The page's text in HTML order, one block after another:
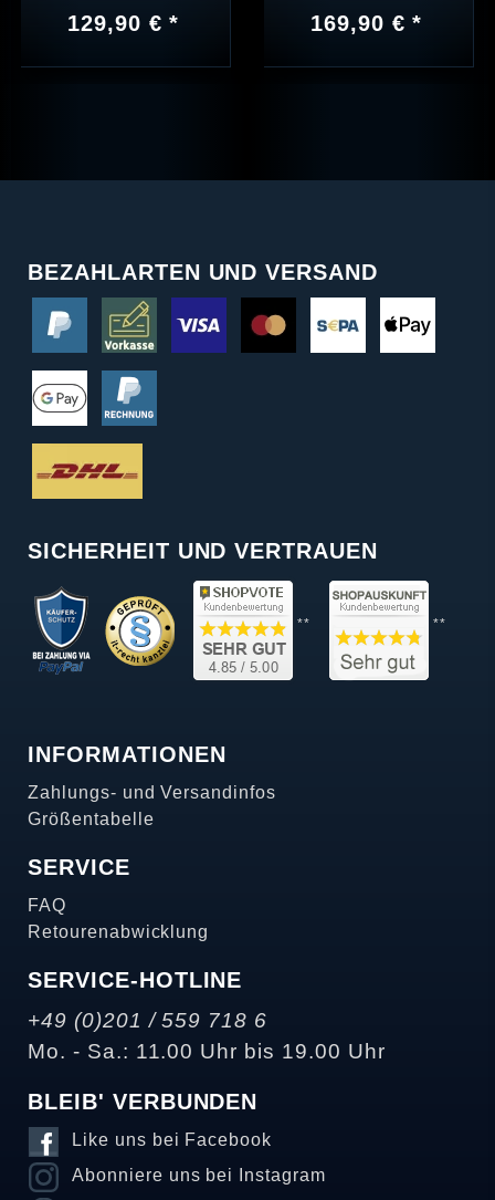
129,90 € * 169,90 € *
BEZAHLARTEN UND VERSAND
SICHERHEIT UND VERTRAUEN
** **
INFORMATIONEN
Zahlungs- und Versandinfos
Größentabelle
SERVICE
FAQ
Retourenabwicklung
SERVICE-HOTLINE
+49 (0)201 / 559 718 6
Mo. - Sa.: 11.00 Uhr bis 19.00 Uhr
BLEIB' VERBUNDEN
Like uns bei Facebook
Abonniere uns bei Instagram